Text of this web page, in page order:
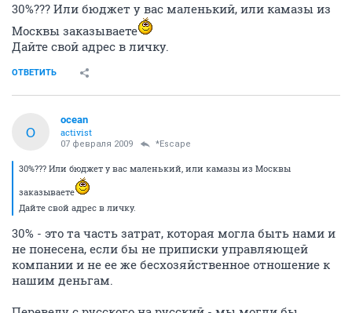
30%??? Или бюджет у вас маленький, или камазы из
Москвы заказываете
Дайте свой адрес в личку.
ОТВЕТИТЬ
O
ocean
activist
07 февраля 2009 *Escape
30%??? Или бюджет у вас маленький, или камазы из Москвы
заказываете
Дайте свой адрес в личку.
30% - это та часть затрат, которая могла быть нами и
не понесена, если бы не приписки управляющей
компании и не ее же бесхозяйственное отношение к
нашим деньгам.